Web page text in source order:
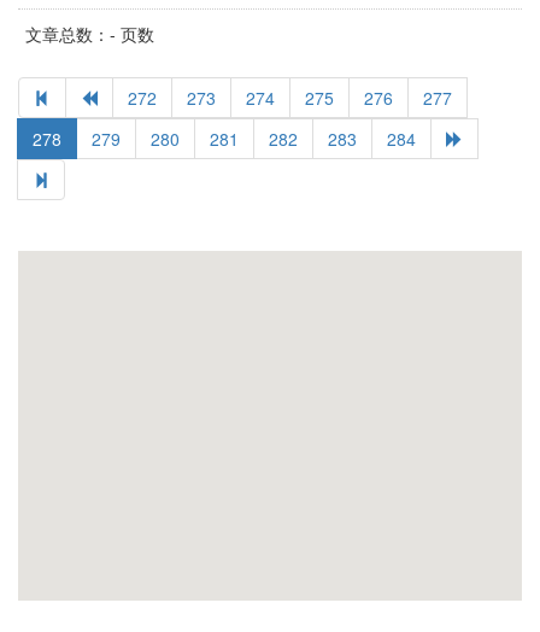
文章总数：- 页数
272 273 274 275 276
277
278
279 280 281 282 283 284